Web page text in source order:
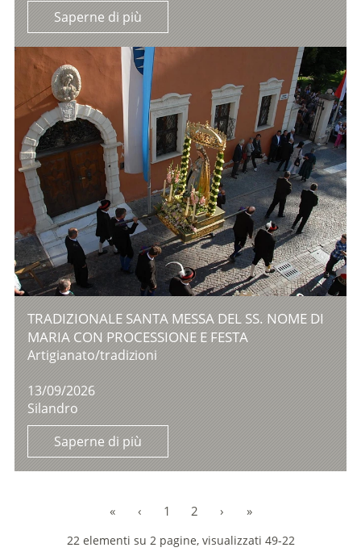
Saperne di più
TRADIZIONALE SANTA MESSA DEL SS. NOME DI
MARIA CON PROCESSIONE E FESTA
Artigianato/tradizioni
13/09/2026
Silandro
Saperne di più
« ‹ 1 2 › »
22 elementi su 2 pagine, visualizzati 49-22